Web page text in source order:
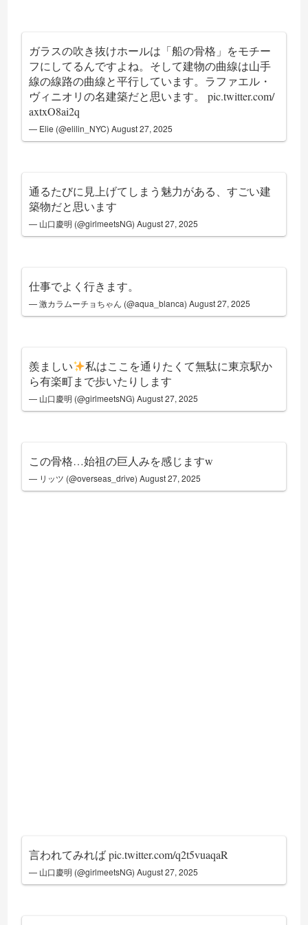
ガラスの吹き抜けホールは「船の骨格」をモチー
フにしてるんですよね。そして建物の曲線は山手
線の線路の曲線と平行しています。ラファエル・
ヴィニオリの名建築だと思います。pic.twitter.com/
axtxO8ai2q
— Elie (@elilin_NYC)August 27, 2025
通るたびに見上げてしまう魅力がある、すごい建
築物だと思います
— 山口慶明 (@girlmeetsNG)August 27, 2025
仕事でよく行きます。
— 激カラムーチョちゃん (@aqua_blanca)August 27, 2025
羨ましい
私はここを通りたくて無駄に東京駅か
ら有楽町まで歩いたりします
— 山口慶明 (@girlmeetsNG)August 27, 2025
この骨格…始祖の巨人みを感じますw
— リッツ (@overseas_drive)August 27, 2025
言われてみればpic.twitter.com/q2t5vuaqaR
— 山口慶明 (@girlmeetsNG)August 27, 2025